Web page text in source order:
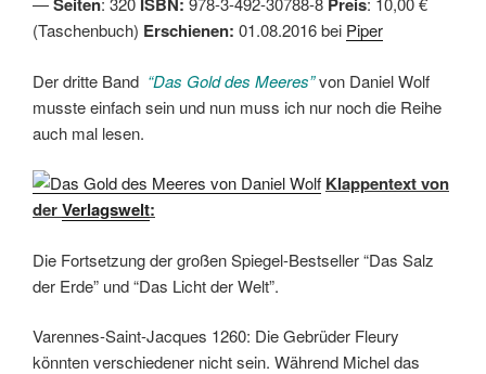
(Taschenbuch) Erschienen: 01.08.2016 bei Piper
Der dritte Band “Das Gold des Meeres”von Daniel Wolf
musste einfach sein und nun muss ich nur noch die Reihe
auch mal lesen.
Klappentext von
derVerlagswelt:
Die Fortsetzung der großen Spiegel-Bestseller “Das Salz
der Erde” und “Das Licht der Welt”.
Varennes-Saint-Jacques 1260: Die Gebrüder Fleury
könnten verschiedener nicht sein. Während Michel das